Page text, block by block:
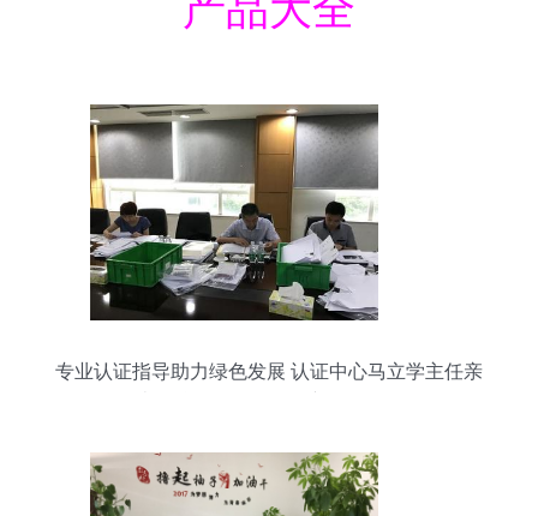
专业认证指导助力绿色发展 认证中心马立学主任亲